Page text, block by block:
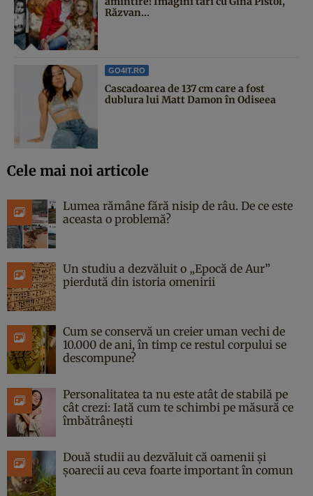
Răzvan...
GO4IT.RO
Cascadoarea de 137 cm care a fost
dublura lui Matt Damon în Odiseea
Cele mai noi articole
Lumea rămâne fără nisip de râu. De ce este
aceasta o problemă?
Un studiu a dezvăluit o „Epocă de Aur”
pierdută din istoria omenirii
Cum se conservă un creier uman vechi de
10.000 de ani, în timp ce restul corpului se
descompune?
Personalitatea ta nu este atât de stabilă pe
cât crezi: Iată cum te schimbi pe măsură ce
îmbătrânești
Două studii au dezvăluit că oamenii și
șoarecii au ceva foarte important în comun